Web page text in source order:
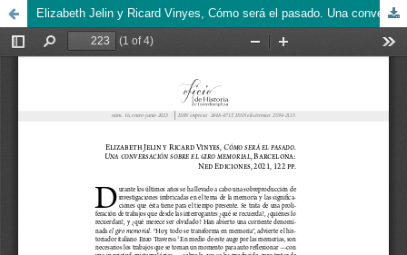
Elizabeth Jelin y Ricard Vinyes, Cómo será el pasado. Una conversación sobre el giro memorial